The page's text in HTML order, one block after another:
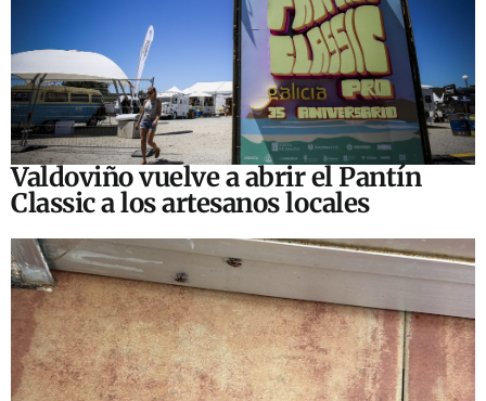
Valdoviño vuelve a abrir el Pantín
Classic a los artesanos locales